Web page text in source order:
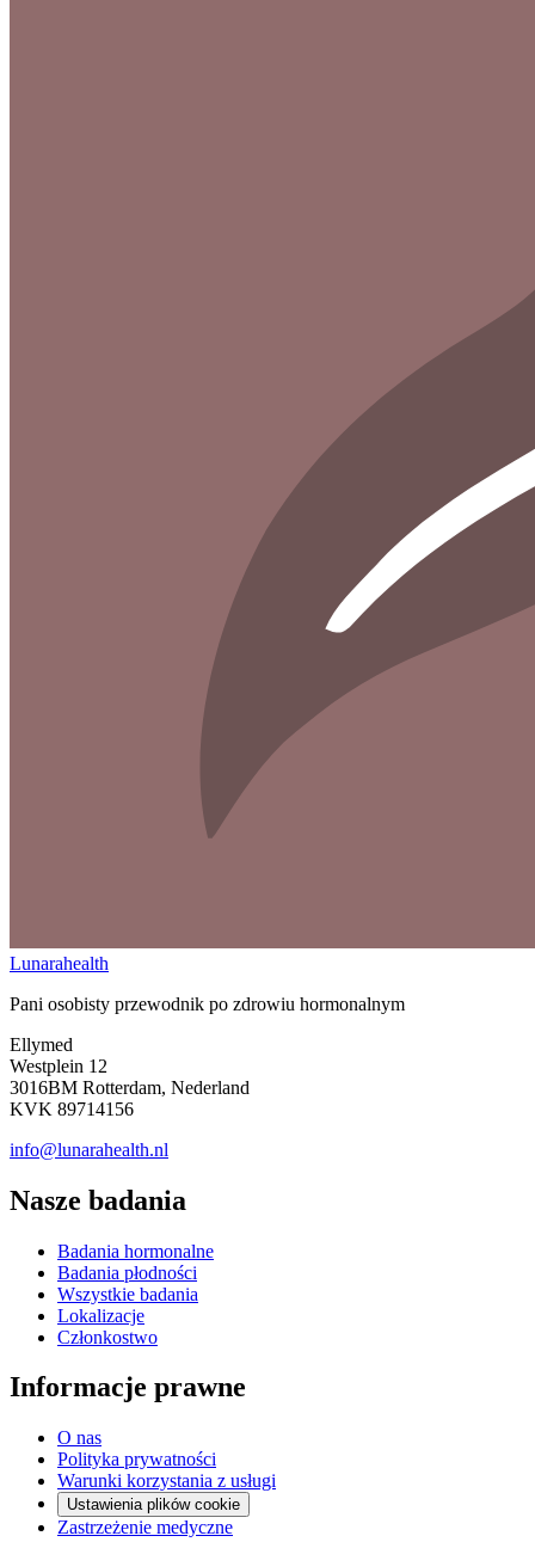
Lunarahealth
Pani osobisty przewodnik po zdrowiu hormonalnym
Ellymed
Westplein 12
3016BM Rotterdam, Nederland
KVK 89714156
info@lunarahealth.nl
Nasze badania
Badania hormonalne
Badania płodności
Wszystkie badania
Lokalizacje
Członkostwo
Informacje prawne
O nas
Polityka prywatności
Warunki korzystania z usługi
Ustawienia plików cookie
Zastrzeżenie medyczne